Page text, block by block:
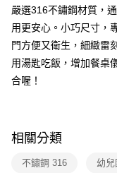
【大哥付你分期使用說明
1.本服務由台灣大哥大提
2.付款方式選擇「大哥付
流程，驗證手機門號後，
成交易。
4.訂單成立30分鐘內，如
1.分期款項不併入電信帳
2.透過簡訊連結打開帳單
【關於「AFTEE先享後付」
AFTEE先享後付是「在收
便利好安心！
【「AFTEE先享後付」結
結帳頁面，進行簡訊認證
ATM付款
每筆NT$80，滿
付款後全家取貨
嚴選316不鏽鋼材質，
用更安心。小巧尺寸，
門方便又衛生，細緻雷
用湯匙吃飯，增加餐桌
合喔！
相關分類
不鏽鋼 316 幼